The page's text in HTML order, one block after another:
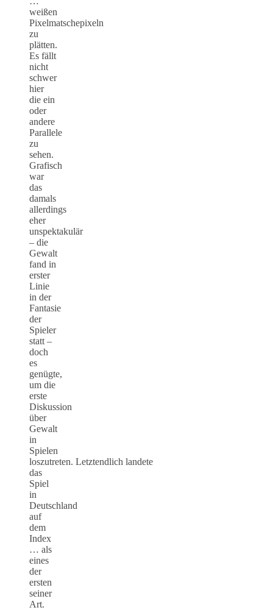
weißen
Pixelmatschepixeln
zu
plätten.
Es fällt
nicht
schwer
hier
die ein
oder
andere
Parallele
zu
sehen.
Grafisch
war
das
damals
allerdings
eher
unspektakulär
– die
Gewalt
fand in
erster
Linie
in der
Fantasie
der
Spieler
statt –
doch
es
genügte,
um die
erste
Diskussion
über
Gewalt
in
Spielen
loszutreten. Letztendlich landete
das
Spiel
in
Deutschland
auf
dem
Index
… als
eines
der
ersten
seiner
Art.